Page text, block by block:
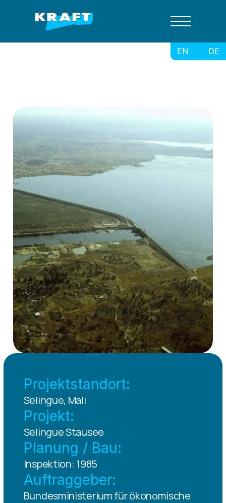
Selingue
Projektstandort:
Selingue, Mali
Projekt:
Selingue Stausee
Planung / Bau:
Inspektion: 1985
Auftraggeber:
Bundesministerium für ökonomische
EN DE